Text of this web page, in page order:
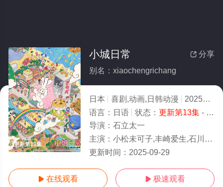
更新第13集
 分享
小城日常
别名：xiaochengrichang
日本 喜剧,动画,日韩动漫 2025
语言： 日语 状态： 更新第13集- 免费在线观看
导演： 石立太一
主演： 小松未可子,丰崎爱生,石川由依,川原庆久,入野自由,七濑彩夏,田所梓,和久井优,子安武人,浅野真弓,大桥贤一郎,猪股慧
更新时间： 2025-09-29
 在线观看  极速观看